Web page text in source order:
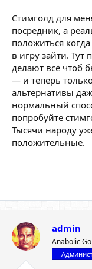
Стимголд для
посредник, а
положиться
в игру зайти.
делают всё чтоб
— и теперь
альтернативы
нормальный
попробуйте
Тысячи народу
положительные.
admin
Anabolic